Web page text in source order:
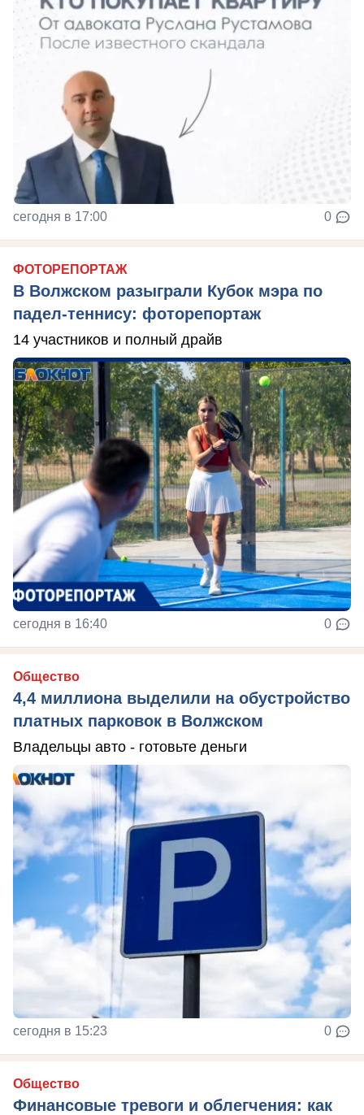
сегодня в 17:00 0
ФОТОРЕПОРТАЖ
В Волжском разыграли Кубок мэра по
падел-теннису: фоторепортаж
14 участников и полный драйв
сегодня в 16:40 0
Общество
4,4 миллиона выделили на обустройство
платных парковок в Волжском
Владельцы авто - готовьте деньги
сегодня в 15:23 0
Общество
Финансовые тревоги и облегчения: как